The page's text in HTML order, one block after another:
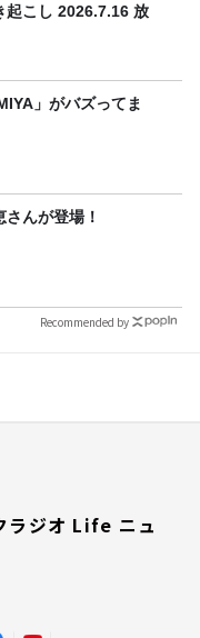
起こし 2026.7.16 放
」がバズってま
んが登場！
Recommended by
ラジオ Life ニュ